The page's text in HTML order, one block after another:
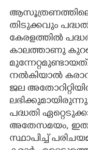
ആസൂത്രണത്തിലെ
തിടുക്കവും
കേരളത്തിൽ
കാലത്താണു
നൽകിയാൽ
ജല
പദ്ധതി
അതേസമയം,
സ്ഥാപിച്ച്